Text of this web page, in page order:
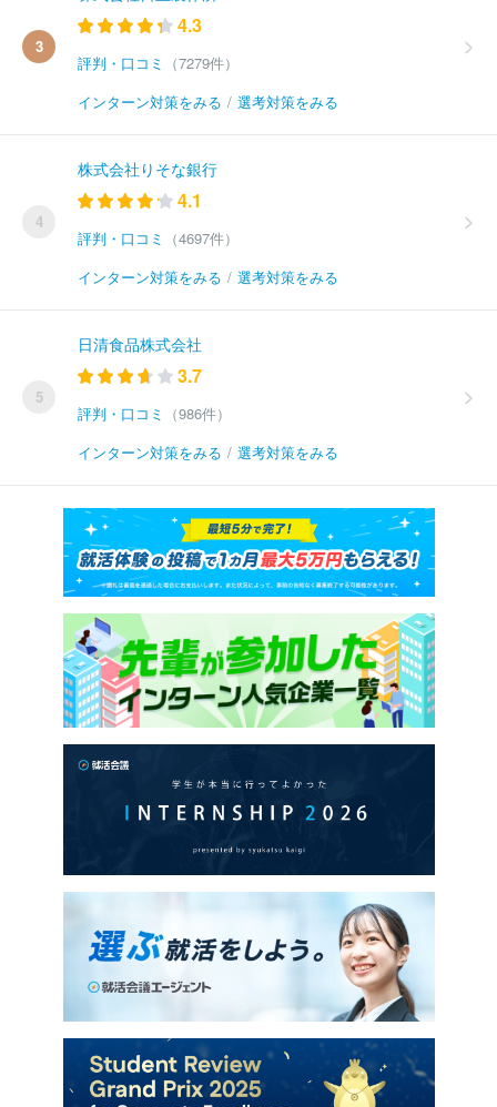
3
4.3
評判・口コミ
（7279件）
インターン対策をみる / 選考対策をみる
4
株式会社りそな銀行
4.1
評判・口コミ
（4697件）
インターン対策をみる / 選考対策をみる
5
日清食品株式会社
3.7
評判・口コミ
（986件）
インターン対策をみる / 選考対策をみる